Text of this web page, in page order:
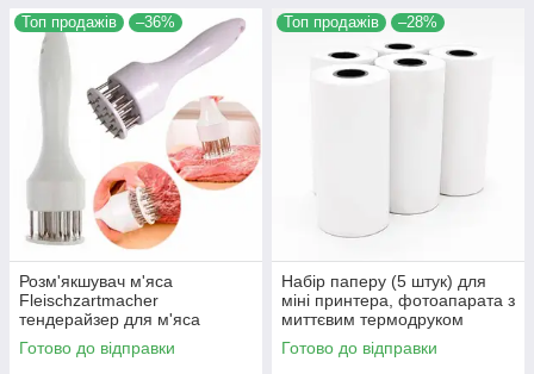
Топ продажів –36%
Розм'якшувач м'яса
Fleischzartmacher
тендерайзер для м'яса
Готово до відправки
Топ продажів –28%
Набір паперу (5 штук) для
міні принтера, фотоапарата з
миттєвим термодруком
(папір для термодруку)
Готово до відправки